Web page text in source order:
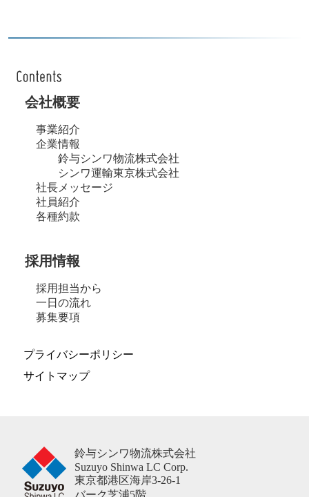
会社概要
事業紹介
企業情報
鈴与シンワ物流株式会社
シンワ運輸東京株式会社
社長メッセージ
社員紹介
各種約款
採用情報
採用担当から
一日の流れ
募集要項
プライバシーポリシー
サイトマップ
鈴与シンワ物流株式会社
Suzuyo Shinwa LC Corp.
東京都港区海岸3-26-1
バーク芝浦5階